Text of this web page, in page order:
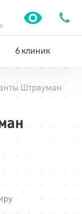
6 клиник
Штрауман